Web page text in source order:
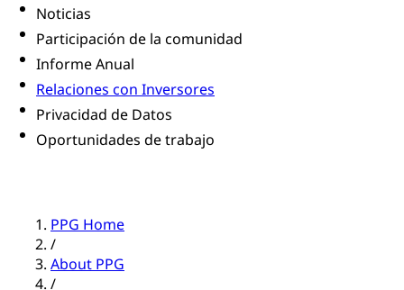
Noticias
Participación de la comunidad
Informe Anual
Relaciones con Inversores
Privacidad de Datos
Oportunidades de trabajo
PPG Home
/
About PPG
/